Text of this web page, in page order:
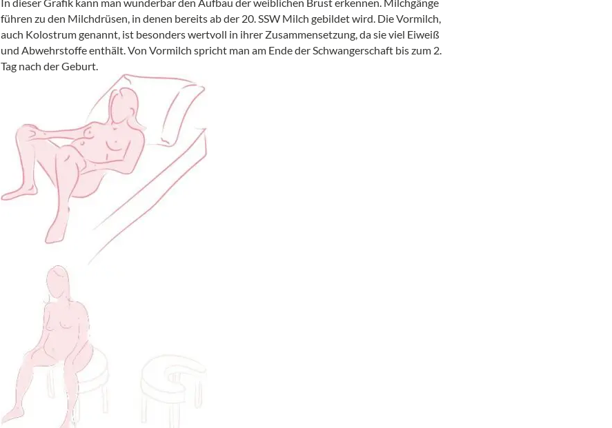
führen zu den Milchdrüsen, in denen bereits ab der 20. SSW Milch gebildet wird. Die Vormilch,
auch Kolostrum genannt, ist besonders wertvoll in ihrer Zusammensetzung, da sie viel Eiweiß
und Abwehrstoffe enthält. Von Vormilch spricht man am Ende der Schwangerschaft bis zum 2.
Tag nach der Geburt.